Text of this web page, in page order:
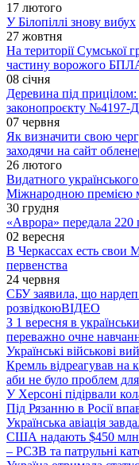
17 лютого
У Білопіллі знову вибух
27 жовтня
На території Сумської
частину ворожого
08 січня
Деревина під прицілом:
законопроєкту №4197-Д
07 червня
Як визначити свою
заходячи на сайт
26 лютого
Видатного
Міжнародною
30 грудня
«Аврора» передала
02 вересня
В Черкассах есть свои
первенства
24 червня
СБУ заявила, що нардеп
розвідкоюВІДЕО
З 1 вересня в
переважно очне
Українські військові
Кремль відреагував на
аби не було проблем
У Херсоні підірвали
Під Рязанню в Росії
Українська авіація
США надають $450 млн
– РСЗВ та патрульні